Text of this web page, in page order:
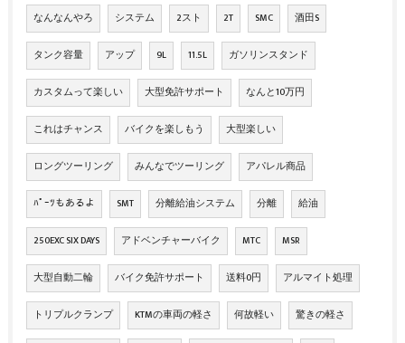
なんなんやろ システム 2スト 2T SMC 酒田S
タンク容量 アップ 9L 11.5L ガソリンスタンド
カスタムって楽しい 大型免許サポート なんと10万円
これはチャンス バイクを楽しもう 大型楽しい
ロングツーリング みんなでツーリング アパレル商品
ﾊﾟｰﾂもあるよ SMT 分離給油システム 分離 給油
250EXC SIX DAYS アドベンチャーバイク MTC MSR
大型自動二輪 バイク免許サポート 送料0円 アルマイト処理
トリプルクランプ KTMの車両の軽さ 何故軽い 驚きの軽さ